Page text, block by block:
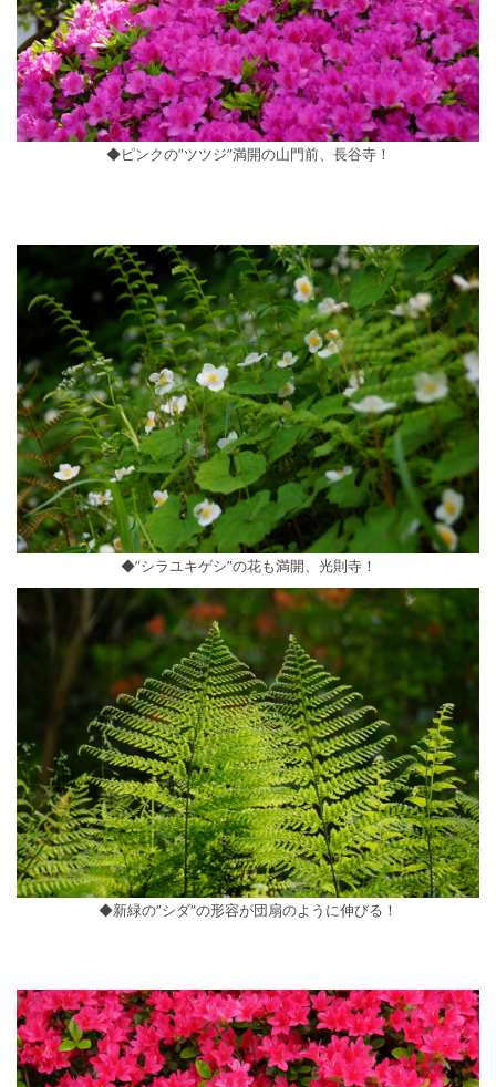
◆ピンクの”ツツジ”満開の山門前、長谷寺！
◆”シラユキゲシ”の花も満開、光則寺！
◆新緑の”シダ”の形容が団扇のように伸びる！